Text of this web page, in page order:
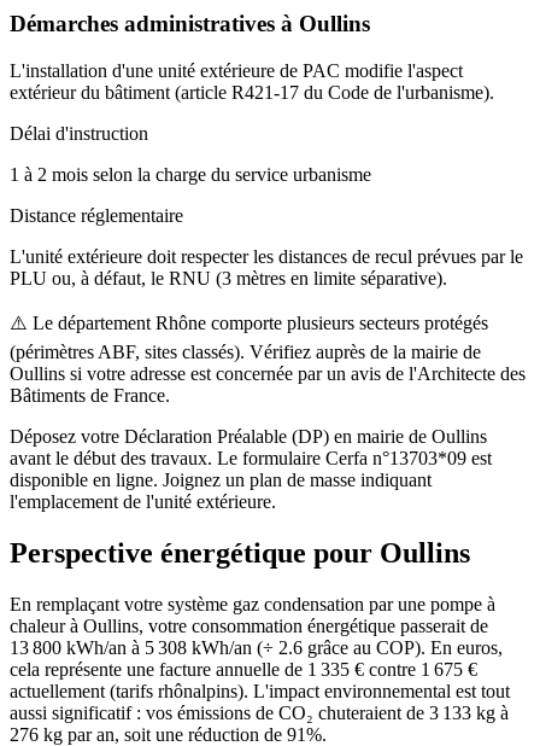
Démarches administratives à Oullins
L'installation d'une unité extérieure de PAC modifie l'aspect
extérieur du bâtiment (article R421-17 du Code de l'urbanisme).
Délai d'instruction
1 à 2 mois selon la charge du service urbanisme
Distance réglementaire
L'unité extérieure doit respecter les distances de recul prévues par le
PLU ou, à défaut, le RNU (3 mètres en limite séparative).
⚠️ Le département Rhône comporte plusieurs secteurs protégés
(périmètres ABF, sites classés). Vérifiez auprès de la mairie de
Oullins si votre adresse est concernée par un avis de l'Architecte des
Bâtiments de France.
Déposez votre Déclaration Préalable (DP) en mairie de Oullins
avant le début des travaux. Le formulaire Cerfa n°13703*09 est
disponible en ligne. Joignez un plan de masse indiquant
l'emplacement de l'unité extérieure.
Perspective énergétique pour Oullins
En remplaçant votre système gaz condensation par une pompe à
chaleur à Oullins, votre consommation énergétique passerait de
13 800 kWh/an à 5 308 kWh/an (÷ 2.6 grâce au COP). En euros,
cela représente une facture annuelle de 1 335 € contre 1 675 €
actuellement (tarifs rhônalpins). L'impact environnemental est tout
aussi significatif : vos émissions de CO₂ chuteraient de 3 133 kg à
276 kg par an, soit une réduction de 91%.